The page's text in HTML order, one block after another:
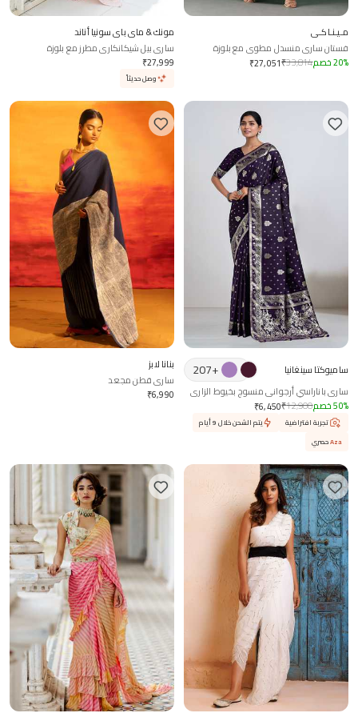
مـيـنـاكـي
فستان ساري منسدل مطوي مع بلوزة
₹27,051₹33,814 20% خصم
مونك & ماي باي سونيا أناند
ساري بيل شيكانكاري مطرز مع بلوزة
₹27,999
وصل حديثاً
ساميوكتا سينغانيا +
207
ساري باناراسي أرجواني منسوج بخيوط الزاري
مع بلوزة
₹6,450₹12,900 50% خصم
تجربة افتراضية
يتم الشحن خلال 9 أيام
Azaحصري
بنانا لابز
ساري قطن مجعد
₹6,990